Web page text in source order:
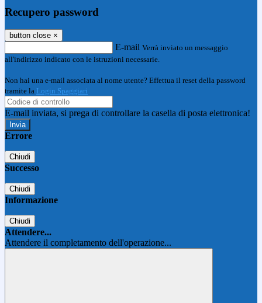
Recupero password
button close ×
E-mail Verrà inviato un messaggio
all'indirizzo indicato con le istruzioni necessarie.
Non hai una e-mail associata al nome utente? Effettua il reset della password
tramite la Login Spaggiari
E-mail inviata, si prega di controllare la casella di posta elettronica!
Errore
Chiudi
Successo
Chiudi
Informazione
Chiudi
Attendere...
Attendere il completamento dell'operazione...